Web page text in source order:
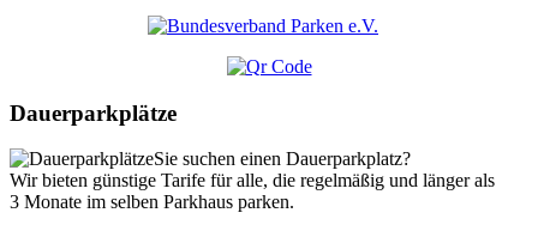
Dauerparkplätze
Sie suchen einen Dauerparkplatz?
Wir bieten günstige Tarife für alle, die regelmäßig und länger als
3 Monate im selben Parkhaus parken.